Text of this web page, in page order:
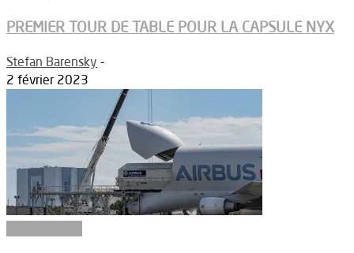
PREMIER TOUR DE TABLE POUR LA CAPSULE NYX
Stefan Barensky -
2 février 2023